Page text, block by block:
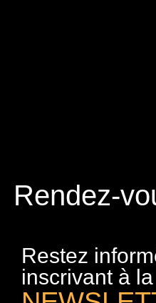
Rendez-
Restez
inscrivant à la